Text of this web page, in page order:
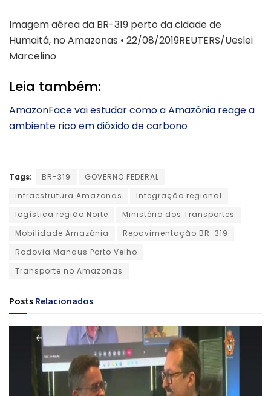
Imagem aérea da BR-319 perto da cidade de
Humaitá, no Amazonas • 22/08/2019REUTERS/Ueslei
Marcelino
Leia também:
AmazonFace vai estudar como a Amazônia reage a
ambiente rico em dióxido de carbono
Tags: BR-319
GOVERNO FEDERAL
infraestrutura Amazonas
Integração regional
logística região Norte
Ministério dos Transportes
Mobilidade Amazônia
Repavimentação BR-319
Rodovia Manaus Porto Velho
Transporte no Amazonas
Posts Relacionados